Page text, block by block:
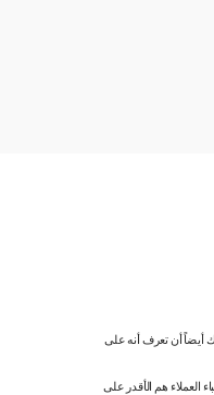
أيضاً أن تعرف أنه على
العملاء هم الأقدر على